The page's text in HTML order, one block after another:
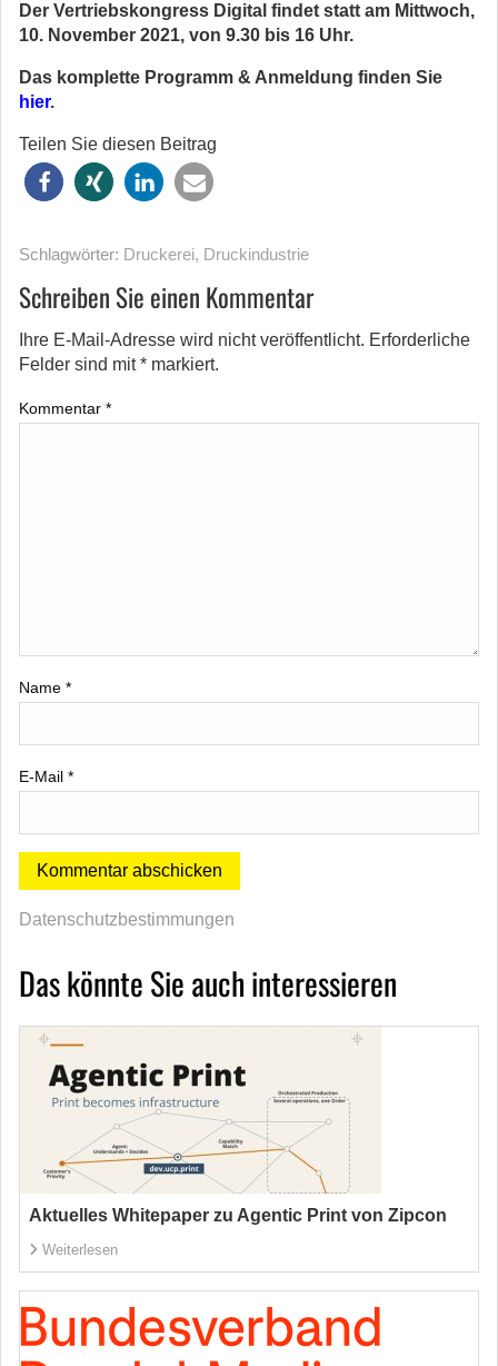
Der Vertriebskongress Digital findet statt am Mittwoch,
10. November 2021, von 9.30 bis 16 Uhr.
Das komplette Programm & Anmeldung finden Sie
hier.
Teilen Sie diesen Beitrag
Schlagwörter: Druckerei, Druckindustrie
Schreiben Sie einen Kommentar
Ihre E-Mail-Adresse wird nicht veröffentlicht. Erforderliche
Felder sind mit* markiert.
Kommentar *
Name *
E-Mail *
Datenschutzbestimmungen
Das könnte Sie auch interessieren
Aktuelles Whitepaper zu Agentic Print von Zipcon
Weiterlesen